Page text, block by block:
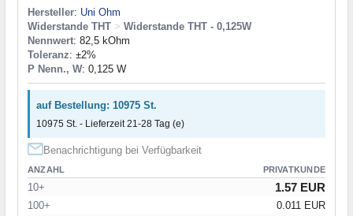
Hersteller: Uni Ohm
Widerstande THT > Widerstande THT - 0,125W
Nennwert: 82,5 kOhm
Toleranz: ±2%
P Nenn., W: 0,125 W
auf Bestellung: 10975 St.
10975 St. - Lieferzeit 21-28 Tag (e)
Benachrichtigung bei Verfügbarkeit
ANZAHL PRIVATKUNDE
10+ 1.57 EUR
100+
0.011 EUR